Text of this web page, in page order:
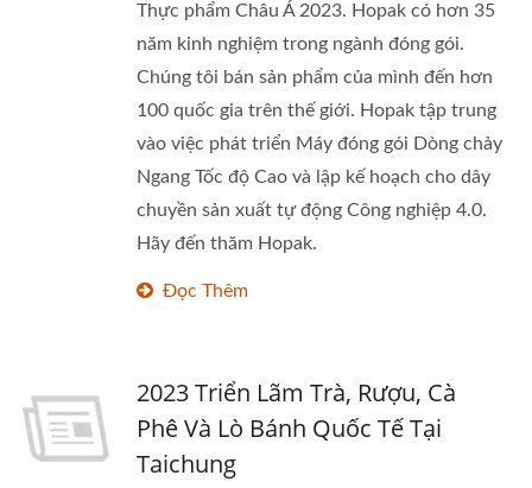
Thực phẩm Châu Á 2023. Hopak có hơn 35
năm kinh nghiệm trong ngành đóng gói.
Chúng tôi bán sản phẩm của mình đến hơn
100 quốc gia trên thế giới. Hopak tập trung
vào việc phát triển Máy đóng gói Dòng chảy
Ngang Tốc độ Cao và lập kế hoạch cho dây
chuyền sản xuất tự động Công nghiệp 4.0.
Hãy đến thăm Hopak.
Đọc Thêm
2023 Triển Lãm Trà, Rượu, Cà
Phê Và Lò Bánh Quốc Tế Tại
Taichung